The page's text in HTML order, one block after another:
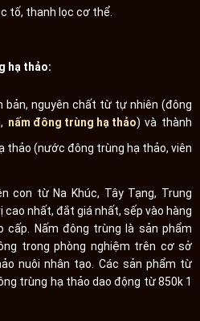
tố, thanh lọc cơ thể.
hạ thảo:
bản, nguyên chất từ tự nhiên (đông
nấm đông trùng hạ thảo) và thành
thảo (nước đông trùng hạ thảo, viên
con từ Na Khúc, Tây Tạng, Trung
cao nhất, đắt giá nhất, sếp vào hàng
cấp. Nấm đông trùng là sản phẩm
trong phòng nghiệm trên cơ sở
nuôi nhân tạo. Các sản phẩm từ
trùng hạ thảo dao động từ 850k 1